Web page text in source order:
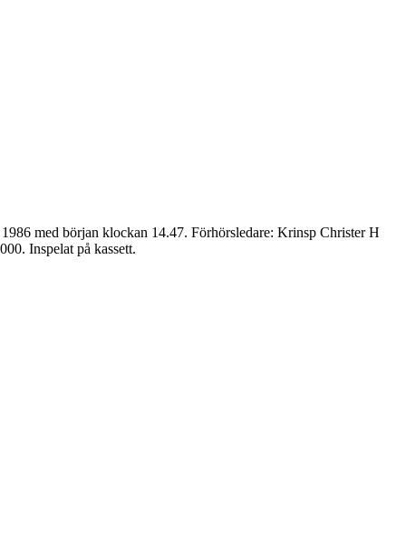
med början klockan 14.47. Förhörsledare: Krinsp Christer H
Inspelat på kassett.